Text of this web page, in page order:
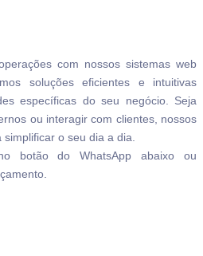
com nossos sistemas web
soluções eficientes e intuitivas
específicas do seu negócio. Seja
ou interagir com clientes, nossos
o seu dia a dia.
botão do WhatsApp abaixo ou